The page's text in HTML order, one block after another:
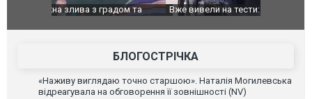
Вже вивели на тести: Ferrari готує оновлення
Вийшов
фільму
БЛОГОСТРІЧКА
«Наживу виглядаю точно старшою». Наталія Могилевська
відреагувала на обговорення її зовнішності (NV)